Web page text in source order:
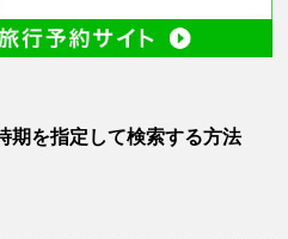
期を指定して検索する方法